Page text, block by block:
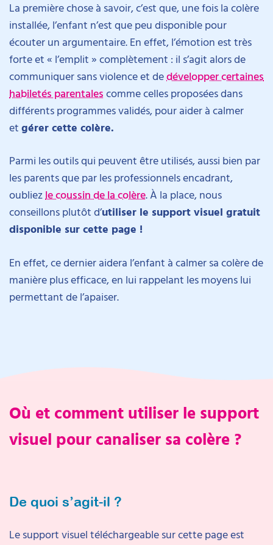
La première chose à savoir, c’est que, une fois la colère
installée, l’enfant n’est que peu disponible pour
écouter un argumentaire. En effet, l’émotion est très
forte et « l’emplit » complètement : il s’agit alors de
communiquer sans violence et dedévelopper certaines
habiletés parentalescomme celles proposées dans
différents programmes validés, pour aider à calmer
etgérer cette colère.
Parmi les outils qui peuvent être utilisés, aussi bien par
les parents que par les professionnels encadrant,
oubliezle coussin de la colère. À la place, nous
conseillons plutôt d’utiliser le support visuel gratuit
disponible sur cette page !
En effet, ce dernier aidera l’enfant à calmer sa colère de
manière plus efficace, en lui rappelant les moyens lui
permettant de l’apaiser.
Où et comment utiliser le support
visuel pour canaliser sa colère ?
De quoi s’agit-il ?
Le support visuel téléchargeable sur cette page est